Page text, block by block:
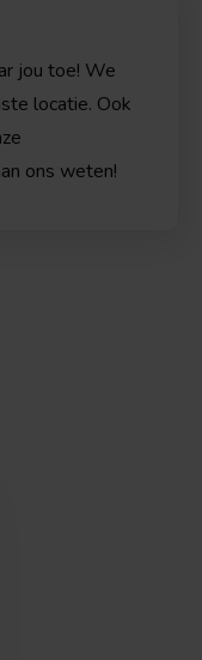
jou toe! We
locatie. Ook
ons weten!